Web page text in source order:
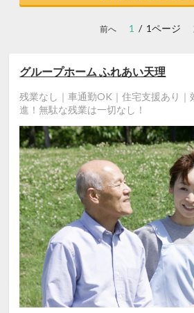
前へ 1 / 1ページ
グループホーム ふれあい天理
残業なし｜車通勤OK｜住宅支援あり｜
進！無駄な残業は一切なし！